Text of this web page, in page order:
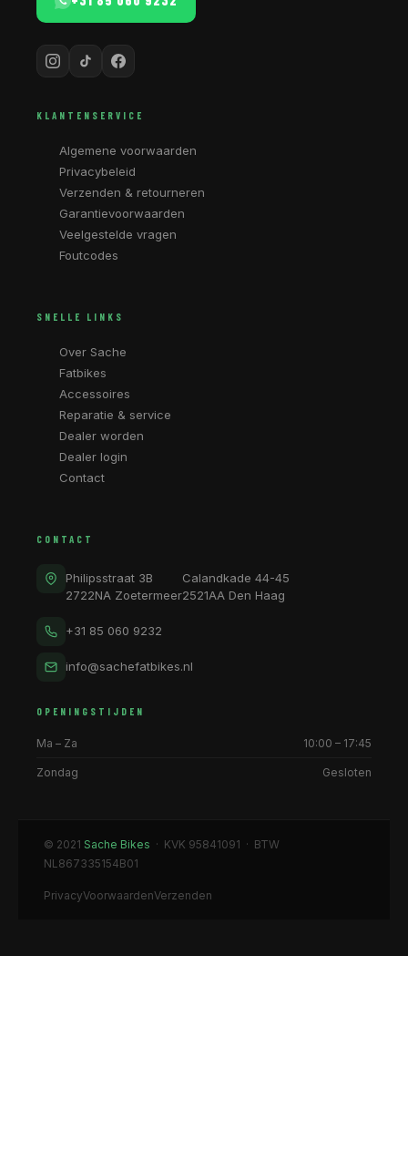
KLANTENSERVICE
Algemene voorwaarden
Privacybeleid
Verzenden & retourneren
Garantievoorwaarden
Veelgestelde vragen
Foutcodes
SNELLE LINKS
Over Sache
Fatbikes
Accessoires
Reparatie & service
Dealer worden
Dealer login
Contact
CONTACT
Philipsstraat 3B
2722NA Zoetermeer
Calandkade 44-45
2521AA Den Haag
+31 85 060 9232
info@sachefatbikes.nl
OPENINGSTIJDEN
Ma – Za 10:00 – 17:45
Zondag Gesloten
© 2021 Sache Bikes · KVK 95841091 · BTW
NL867335154B01
PrivacyVoorwaardenVerzenden